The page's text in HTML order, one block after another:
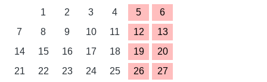
1
2 3 4 5
6
7
8 9 10 11 12
13
14
15 16 17 18 19
20
21
22 23 24 25 26
27